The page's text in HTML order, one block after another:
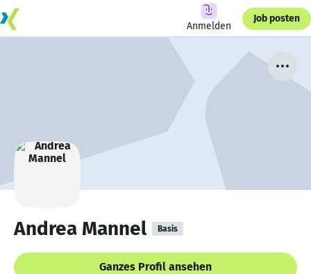
Anmelden
Job posten
Andrea Mannel Basis
Ganzes Profil ansehen